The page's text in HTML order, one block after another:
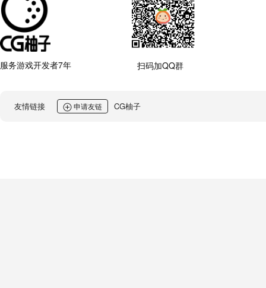
服务游戏开发者7年 扫码加QQ群
友情链接 申请友链 CG柚子